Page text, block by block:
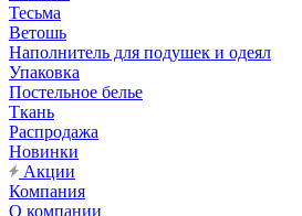
Тесьма
Ветошь
Наполнитель для подушек и одеял
Упаковка
Постельное белье
Ткань
Распродажа
Новинки
Акции
Компания
О компании